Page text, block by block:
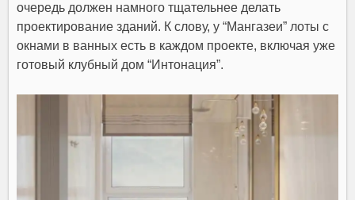
очередь должен намного тщательнее делать
проектирование зданий. К слову, у “Мангазеи” лоты с
окнами в ванных есть в каждом проекте, включая уже
готовый клубный дом “Интонация”.